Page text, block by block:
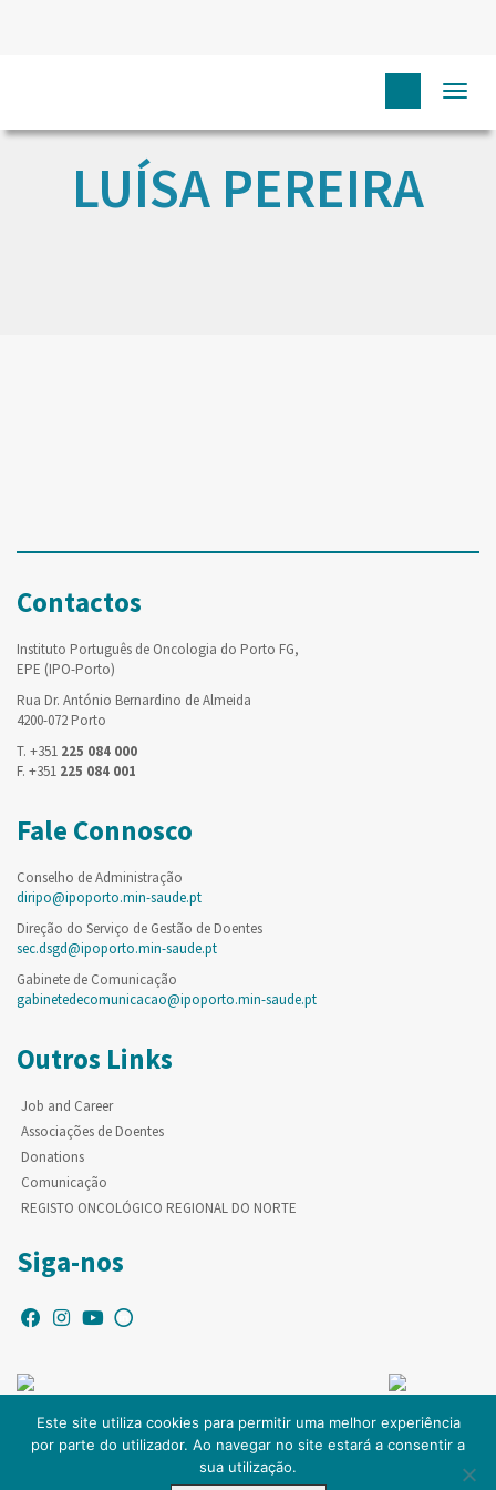
LUÍSA PEREIRA
Contactos
Instituto Português de Oncologia do Porto FG,
EPE (IPO-Porto)
Rua Dr. António Bernardino de Almeida
4200-072 Porto
T. +351 225 084 000
F. +351 225 084 001
Fale Connosco
Conselho de Administração
diripo@ipoporto.min-saude.pt
Direção do Serviço de Gestão de Doentes
sec.dsgd@ipoporto.min-saude.pt
Gabinete de Comunicação
gabinetedecomunicacao@ipoporto.min-saude.pt
Outros Links
Job and Career
Associações de Doentes
Donations
Comunicação
REGISTO ONCOLÓGICO REGIONAL DO NORTE
Siga-nos
© Copyright IPO-PORTO. Todos os direitos reservados.
Este site utiliza cookies para permitir uma melhor experiência
por parte do utilizador. Ao navegar no site estará a consentir a
sua utilização.